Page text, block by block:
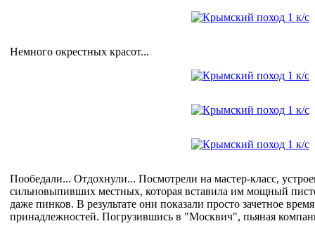
Немного окрестных красот...
Пообедали... Отдохнули... Посмотрели на мастер-класс,
сильновыпивших местных, которая вставила им мощный
даже пинков. В результате они показали просто зачетное
принадлежностей. Погрузившись в "Москвич", пьяная